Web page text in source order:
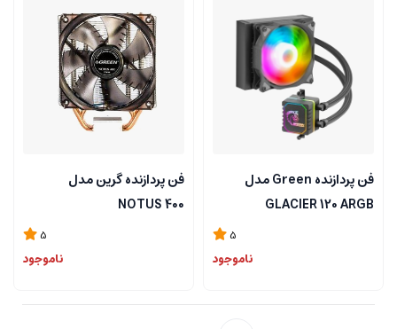
فن پردازنده Green مدل
GLACIER 120 ARGB
5
ناموجود
فن پردازنده گرین مدل
NOTUS 400
5
ناموجود